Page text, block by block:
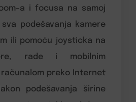
a i focusa na samoj
podešavanja kamere
ili pomoću joysticka na
rade i mobilnim
preko Internet
podešavanja širine